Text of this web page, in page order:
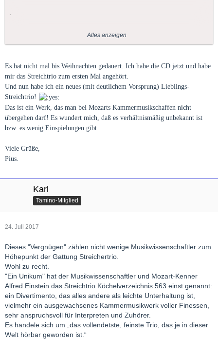
Hm, so in Naxos-Preislage oder darunter scheint es wirklich
nichts zu geben.
Ich könnte es auf meinen Weihnachts-Zettel setzen.
Viele Grüße,
Pius.
Alles anzeigen
Es hat nicht mal bis Weihnachten gedauert. Ich habe die CD jetzt und habe
mir das Streichtrio zum ersten Mal angehört.
Und nun habe ich ein neues (mit deutlichem Vorsprung) Lieblings-
Streichtrio!
Das ist ein Werk, das man bei Mozarts Kammermusikschaffen nicht
übergehen darf! Es wundert mich, daß es verhältnismäßig unbekannt ist
bzw. es wenig Einspielungen gibt.
Viele Grüße,
Pius.
Karl
Tamino-Mitglied
24. Juli 2017
Dieses "Vergnügen" zählen nicht wenige Musikwissenschaftler zum
Höhepunkt der Gattung Streichertrio.
Wohl zu recht.
"Ein Unikum" hat der Musikwissenschaftler und Mozart-Kenner
Alfred Einstein das Streichtrio Köchelverzeichnis 563 einst genannt:
ein Divertimento, das alles andere als leichte Unterhaltung ist,
vielmehr ein ausgewachsenes Kammermusikwerk voller Finessen,
sehr anspruchsvoll für Interpreten und Zuhörer.
Es handele sich um „das vollendetste, feinste Trio, das je in dieser
Welt hörbar geworden ist.“